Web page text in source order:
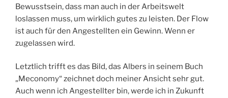
Bewusstsein, dass man auch in der Arbeitswelt
loslassen muss, um wirklich gutes zu leisten. Der Flow
ist auch für den Angestellten ein Gewinn. Wenn er
zugelassen wird.
Letztlich trifft es das Bild, das Albers in seinem Buch
„Meconomy“ zeichnet doch meiner Ansicht sehr gut.
Auch wenn ich Angestellter bin, werde ich in Zukunft